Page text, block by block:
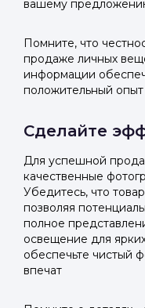
Мы отправим
номер
Отправьте заявку
увидят её и
AI-
Отправьте заявку
увидят её и
AI-
вашему
Помните, что
продаже личных
информации
положительный опыт
Сделайте
Для успешной
качественные
Убедитесь, что
позволяя
полное
освещение для
обеспечьте чистый
впечат